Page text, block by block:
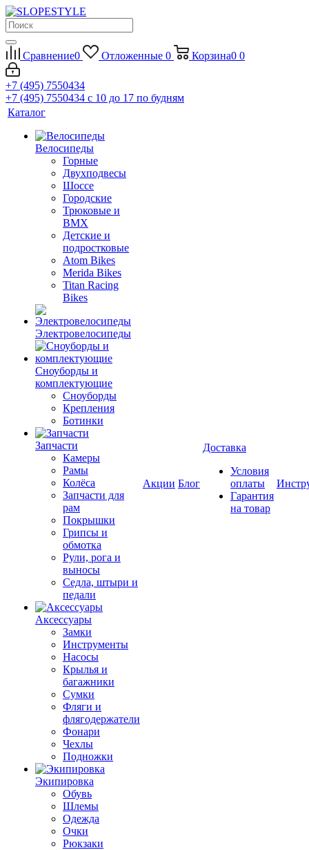
Сравнение0 Отложенные 0 Корзина0 0
+7 (495) 7550434
+7 (495) 7550434 с 10 до 17 по будням
Каталог
Велосипеды
Горные
Двухподвесы
Шоссе
Городские
Трюковые и
BMX
Детские и
подростковые
Atom Bikes
Merida Bikes
Titan Racing
Bikes
Электровелосипеды
Cноуборды и
комплектующие
Сноуборды
Крепления
Ботинки
Запчасти
Камеры
Рамы
Колёса
Запчасти для
рам
Покрышки
Грипсы и
обмотка
Рули, рога и
выносы
Седла, штыри и
педали
Аксессуары
Замки
Инструменты
Насосы
Крылья и
багажники
Сумки
Фляги и
флягодержатели
Фонари
Чехлы
Подножки
Экипировка
Обувь
Шлемы
Одежда
Очки
Рюкзаки
Акции Блог
Доставка
Условия
оплаты
Гарантия
на товар